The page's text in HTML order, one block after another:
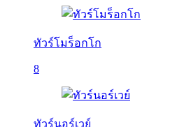
ทัวร์โมร็อกโก
8
ทัวร์นอร์เวย์